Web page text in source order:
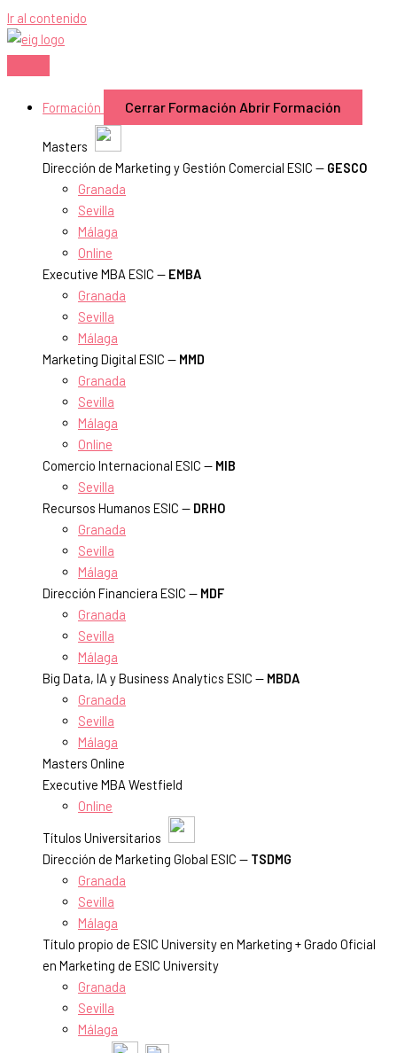
Ir al contenido
Formación Cerrar Formación Abrir Formación
Masters
Dirección de Marketing y Gestión Comercial ESIC — GESCO
Granada
Sevilla
Málaga
Online
Executive MBA ESIC — EMBA
Granada
Sevilla
Málaga
Marketing Digital ESIC — MMD
Granada
Sevilla
Málaga
Online
Comercio Internacional ESIC — MIB
Sevilla
Recursos Humanos ESIC — DRHO
Granada
Sevilla
Málaga
Dirección Financiera ESIC — MDF
Granada
Sevilla
Málaga
Big Data, IA y Business Analytics ESIC — MBDA
Granada
Sevilla
Málaga
Masters Online
Executive MBA Westfield
Online
Títulos Universitarios
Dirección de Marketing Global ESIC — TSDMG
Granada
Sevilla
Málaga
Título propio de ESIC University en Marketing + Grado Oficial
en Marketing de ESIC University
Granada
Sevilla
Málaga